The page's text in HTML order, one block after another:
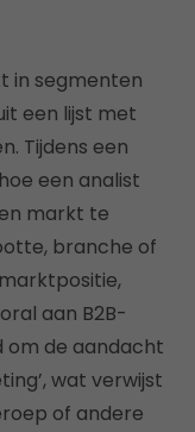
in segmenten
een lijst met
Tijdens een
een analist
markt te
branche of
aan B2B-
de aandacht
wat verwijst
of andere